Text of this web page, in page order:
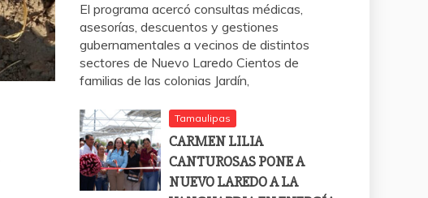
El programa acercó consultas médicas,
asesorías, descuentos y gestiones
gubernamentales a vecinos de distintos
sectores de Nuevo Laredo Cientos de
familias de las colonias Jardín,
Tamaulipas
CARMEN LILIA
CANTUROSAS PONE A
NUEVO LAREDO A LA